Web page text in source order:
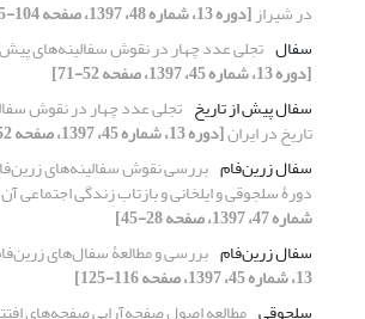
در شیراز[دوره 13، شماره 48، 1397، صفحه 104-125]
سفال تجلی عدد چهار در نقوش سفالینه‌های پیش
[دوره 13، شماره 45، 1397، صفحه 52-71]
سفال پیش از تاریخ تجلی عدد چهار در نقوش
تاریخ در ایران[دوره 13، شماره 45، 1397، صفحه 52-71]
سفال زرین‌فام بررسی نقوش سفالینه‌های
دورۀ سلجوقی و ایلخانی و بازتاب زندگی اجتماعی
شماره 47، 1397، صفحه 28-45]
سفال زرین‌فام بررسی و مطالعۀ سفال‌های
13، شماره 45، 1397، صفحه 116-125]
سلجوقی مطالعه اصول صفحه‌آرایی صفحه‌های